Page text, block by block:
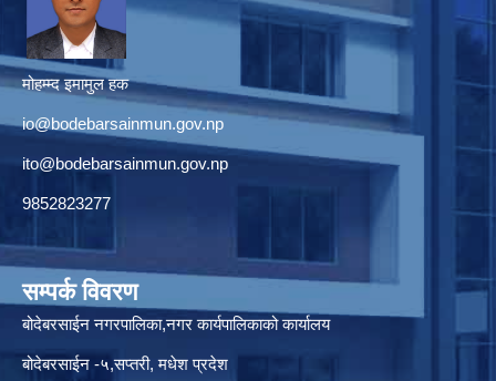
मोहम्म्द इमामुल हक
io@bodebarsainmun.gov.np
ito@bodebarsainmun.gov.np
9852823277
सम्पर्क विवरण
बोदेबरसाईन नगरपालिका,नगर कार्यपालिकाको कार्यालय
बोदेबरसाईन -५,सप्तरी, मधेश प्रदेश